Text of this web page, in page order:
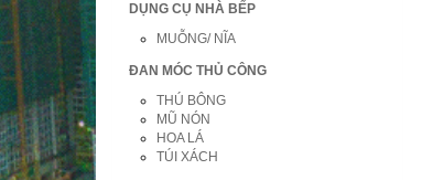
DỤNG CỤ NHÀ BẾP
MUỖNG/ NĨA
ĐAN MÓC THỦ CÔNG
THÚ BÔNG
MŨ NÓN
HOA LÁ
TÚI XÁCH